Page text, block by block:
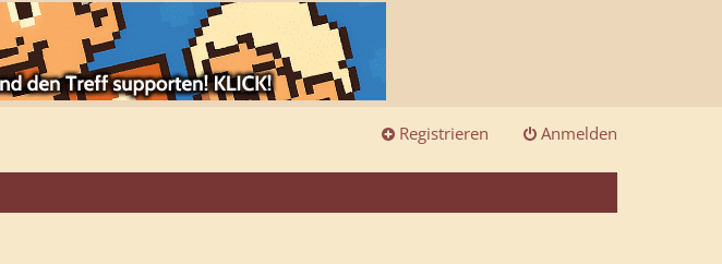
Anmelden
Registrieren